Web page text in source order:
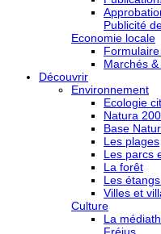
Publicité
Economie locale
Marchés
Découvrir
Environnement
Ecologie
Natura
Base
Les plages
Les parcs
La forêt
Les
Villes et
Culture
La